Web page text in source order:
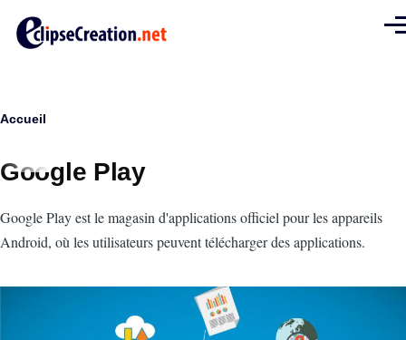
Fil
d'Ariane
Accueil
Google Play
Intro
Google Play est le magasin d'applications officiel pour les appareils
Android, où les utilisateurs peuvent télécharger des applications.